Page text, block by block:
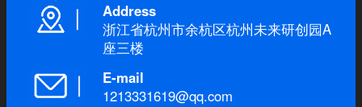
Address
浙江省杭州市余杭区杭州未来研创园A
座三楼
E-mail
1213331619@qq.com